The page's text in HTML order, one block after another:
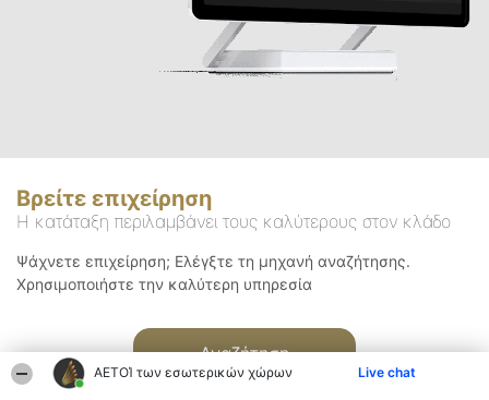
ΑΕΤΟΊ των εσωτερικών χώρων Live chat
Βρείτε επιχείρηση
Η κατάταξη περιλαμβάνει τους καλύτερους στον κλάδο
Ψάχνετε επιχείρηση; Ελέγξτε τη μηχανή αναζήτησης.
Χρησιμοποιήστε την καλύτερη υπηρεσία
Αναζήτηση